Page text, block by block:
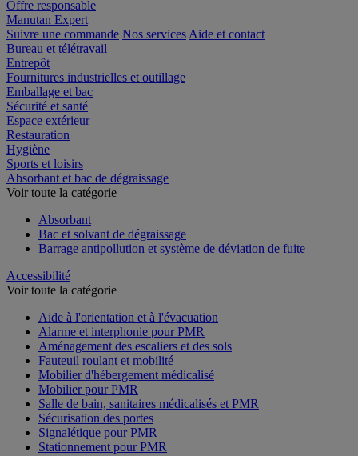
Offre responsable
Manutan Expert
Suivre une commande Nos services Aide et contact
Bureau et télétravail
Entrepôt
Fournitures industrielles et outillage
Emballage et bac
Sécurité et santé
Espace extérieur
Restauration
Hygiène
Sports et loisirs
Absorbant et bac de dégraissage
Voir toute la catégorie
Absorbant
Bac et solvant de dégraissage
Barrage antipollution et système de déviation de fuite
Accessibilité
Voir toute la catégorie
Aide à l'orientation et à l'évacuation
Alarme et interphonie pour PMR
Aménagement des escaliers et des sols
Fauteuil roulant et mobilité
Mobilier d'hébergement médicalisé
Mobilier pour PMR
Salle de bain, sanitaires médicalisés et PMR
Sécurisation des portes
Signalétique pour PMR
Stationnement pour PMR